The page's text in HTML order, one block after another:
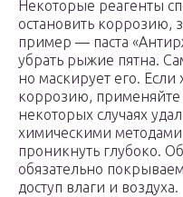
Некоторые реагенты
остановить коррозию,
пример — паста
убрать рыжие пятна.
но маскирует его. Если
коррозию, применяйте
некоторых случаях
химическими
проникнуть глубоко.
обязательно
доступ влаги и воздуха.